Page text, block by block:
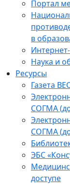
Портал
в
Наука и
Ресурсы
Газета
СОГМА
СОГМА
ЭБС
доступе